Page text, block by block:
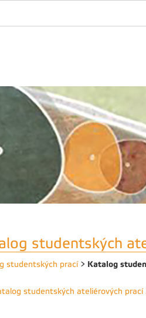
studentských
studentských prací> Katalog
studentských ateliérových